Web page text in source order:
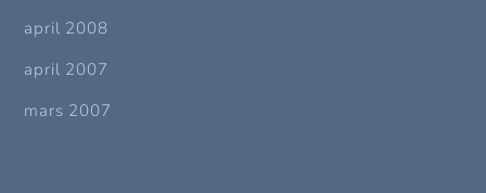
april 2008
april 2007
mars 2007